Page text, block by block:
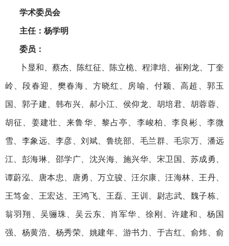
学术委员会
主任：杨学明
委员 ：
卜显和、蔡杰、陈红征、陈立桅、程津培、崔刚龙、丁奎
岭、段春迎、樊春海、方晓红、房喻、付颖、高超、郭玉
国、郭子建、韩布兴、郝小江、侯仰龙、胡培君、胡蓉蓉、
胡征、姜建壮、来鲁华、黎占亭、李峻柏、李良彬、李微
雪、李象远、李彦、刘斌、鲁统部、毛兰群、毛宗万、潘远
江、彭海琳、邵学广、沈兴海、施兴华、宋卫国、苏成勇、
谭蔚泓、唐本忠、唐勇、万立骏、汪尔康、汪海林、王丹、
王笃金、王宏达、王鸿飞、王磊、王训、尉志武、魏子栋、
翁羽翔、吴骊珠、吴云东、肖军华、徐刚、许建和、杨国
强、杨黄浩、杨秀荣、姚建年、游书力、于吉红、俞炜、俞